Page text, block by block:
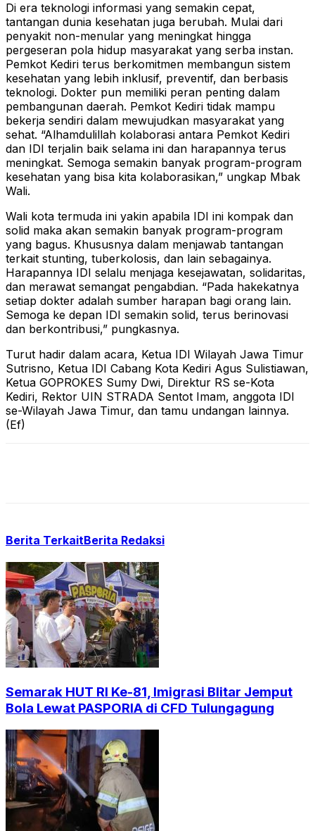
Di era teknologi informasi yang semakin cepat,
tantangan dunia kesehatan juga berubah. Mulai dari
penyakit non-menular yang meningkat hingga
pergeseran pola hidup masyarakat yang serba instan.
Pemkot Kediri terus berkomitmen membangun sistem
kesehatan yang lebih inklusif, preventif, dan berbasis
teknologi. Dokter pun memiliki peran penting dalam
pembangunan daerah. Pemkot Kediri tidak mampu
bekerja sendiri dalam mewujudkan masyarakat yang
sehat. “Alhamdulillah kolaborasi antara Pemkot Kediri
dan IDI terjalin baik selama ini dan harapannya terus
meningkat. Semoga semakin banyak program-program
kesehatan yang bisa kita kolaborasikan,” ungkap Mbak
Wali.
Wali kota termuda ini yakin apabila IDI ini kompak dan
solid maka akan semakin banyak program-program
yang bagus. Khususnya dalam menjawab tantangan
terkait stunting, tuberkolosis, dan lain sebagainya.
Harapannya IDI selalu menjaga kesejawatan, solidaritas,
dan merawat semangat pengabdian. “Pada hakekatnya
setiap dokter adalah sumber harapan bagi orang lain.
Semoga ke depan IDI semakin solid, terus berinovasi
dan berkontribusi,” pungkasnya.
Turut hadir dalam acara, Ketua IDI Wilayah Jawa Timur
Sutrisno, Ketua IDI Cabang Kota Kediri Agus Sulistiawan,
Ketua GOPROKES Sumy Dwi, Direktur RS se-Kota
Kediri, Rektor UIN STRADA Sentot Imam, anggota IDI
se-Wilayah Jawa Timur, dan tamu undangan lainnya.
(Ef)
Berita TerkaitBerita Redaksi
Semarak HUT RI Ke-81, Imigrasi Blitar Jemput
Bola Lewat PASPORIA di CFD Tulungagung